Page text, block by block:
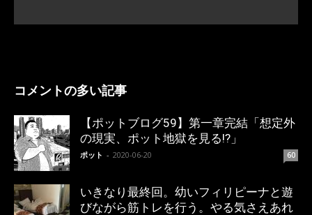
コメントの多い記事
【ポットブログ59】第一章完結「想定外
の現実、ポット地獄を見る!?」
ポット - 2020-06-20 60
いきなり最終回。幼いフィリピーナと遊
びながら筋トレを行う。やる気さえあれ